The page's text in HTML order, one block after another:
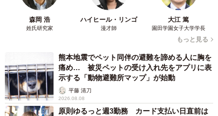
森岡 浩
姓氏研究家
ハイヒール・リンゴ
漫才師
大江 篤
園田学園女子大学学長
もっと見る
熊本地震でペット同伴の避難を諦める人に胸を
痛め… 被災ペットの受け入れ先をアプリに表
示する「動物避難所マップ」が始動
平藤 清刀
2026.08.08
原則ゆるっと週3勤務 カード支払い日直前は